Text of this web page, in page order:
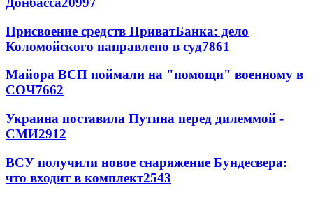
Присвоение средств ПриватБанка: дело
Коломойского направлено в суд7861
Майора ВСП поймали на "помощи" военному в
СОЧ7662
Украина поставила Путина перед дилеммой -
СМИ2912
ВСУ получили новое снаряжение Бундесвера:
что входит в комплект2543